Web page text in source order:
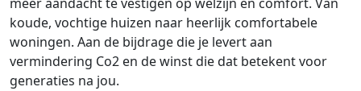
meer aandacht te vestigen op welzijn en comfort. Van
koude, vochtige huizen naar heerlijk comfortabele
woningen. Aan de bijdrage die je levertaan
vermindering Co2 en de winst die dat betekent voor
generaties na jou.